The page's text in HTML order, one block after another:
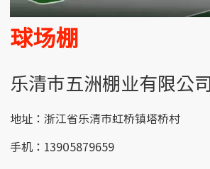
球场棚
乐清市五洲棚业有限公司
地址：浙江省乐清市虹桥镇塔桥村
手机：13905879659